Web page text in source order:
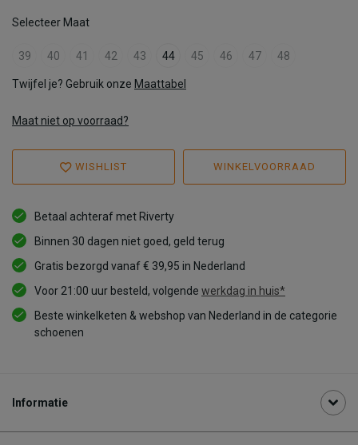
Selecteer Maat
39 40 41 42 43 44 45 46 47 48
Twijfel je? Gebruik onze Maattabel
Maat niet op voorraad?
WISHLIST WINKELVOORRAAD
Betaal achteraf met Riverty
Binnen 30 dagen niet goed, geld terug
Gratis bezorgd vanaf € 39,95 in Nederland
Voor 21:00 uur besteld, volgende werkdag in huis*
Beste winkelketen & webshop van Nederland in de categorie
schoenen
Informatie